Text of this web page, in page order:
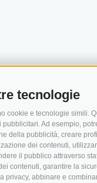
tecnologie
cookie e tecnologie simili.
Ad esempio,
della pubblicità, creare
dei contenuti,
il pubblico attraverso
contenuti, garantire la
privacy, abbinare e